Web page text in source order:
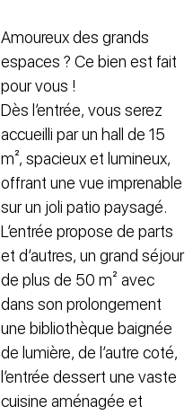
Amoureux des grands
espaces ? Ce bien est fait
pour vous !
Dès l’entrée, vous serez
accueilli par un hall de 15
m², spacieux et lumineux,
offrant une vue imprenable
sur un joli patio paysagé.
L’entrée propose de parts
et d’autres, un grand séjour
de plus de 50 m² avec
dans son prolongement
une bibliothèque baignée
de lumière, de l’autre coté,
l’entrée dessert une vaste
cuisine aménagée et